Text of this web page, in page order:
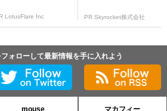
LotusFlare Inc PR Skyrocket株式会社
ォローして最新情報を手に入れよう
mouse マカフィー